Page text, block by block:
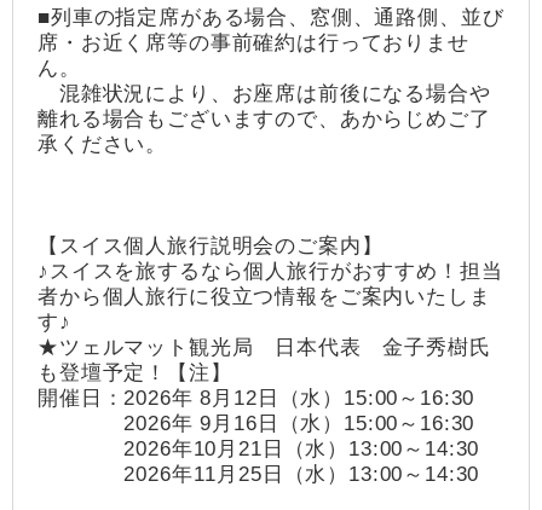
■列車の指定席がある場合、窓側、通路側、並び
席・お近く席等の事前確約は行っておりませ
ん。
混雑状況により、お座席は前後になる場合や
離れる場合もございますので、あからじめご了
承ください。
【スイス個人旅行説明会のご案内】
♪スイスを旅するなら個人旅行がおすすめ！担当
者から個人旅行に役立つ情報をご案内いたしま
す♪
★ツェルマット観光局 日本代表 金子秀樹氏
も登壇予定！【注】
開催日：2026年 8月12日（水）15:00～16:30
2026年 9月16日（水）15:00～16:30
2026年10月21日（水）13:00～14:30
2026年11月25日（水）13:00～14:30